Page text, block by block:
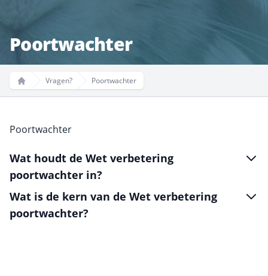
Poortwachter
Home
Vragen? Poortwachter
Poortwachter
Wat houdt de Wet verbetering
poortwachter in?
Wat is de kern van de Wet verbetering
poortwachter?